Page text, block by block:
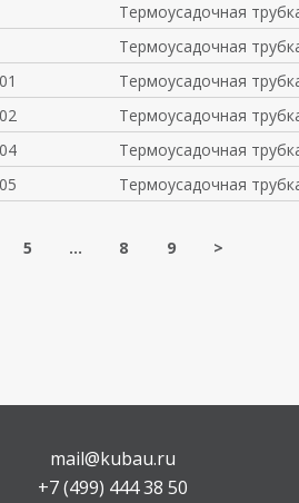
Термоусадочная
Термоусадочная
Термоусадочная
Термоусадочная
Термоусадочная
Термоусадочная
5 ... 8 9 >
mail@kubau.ru
+7 (499) 444 38 50